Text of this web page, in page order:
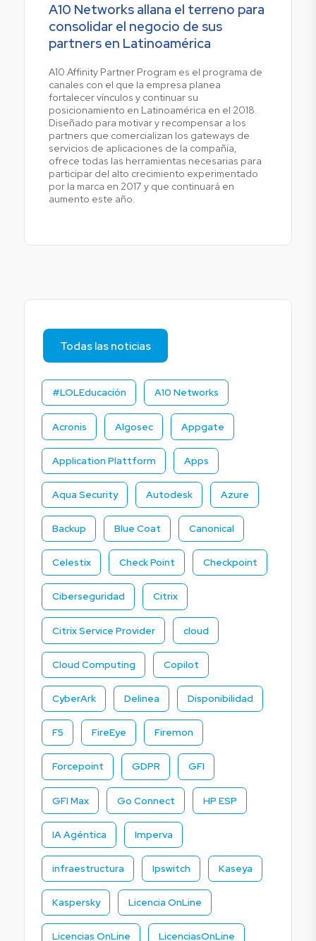
Todas las noticias
#LOLEducación A10 Networks
Acronis Algosec Appgate
Application Plattform Apps
Aqua Security Autodesk Azure
Backup Blue Coat Canonical
Celestix Check Point Checkpoint
Ciberseguridad Citrix
Citrix Service Provider cloud
Cloud Computing Copilot
CyberArk Delinea Disponibilidad
F5 FireEye Firemon
Forcepoint GDPR GFI
GFI Max Go Connect HP ESP
IA Agéntica Imperva
infraestructura Ipswitch Kaseya
Kaspersky Licencia OnLine
Licencias OnLine LicenciasOnLine
A10 Networks allana el terreno para
consolidar el negocio de sus
partners en Latinoamérica
A10 Affinity Partner Program es el programa de
canales con el que la empresa planea
fortalecer vínculos y continuar su
posicionamiento en Latinoamérica en el 2018.
Diseñado para motivar y recompensar a los
partners que comercializan los gateways de
servicios de aplicaciones de la compañía,
ofrece todas las herramientas necesarias para
participar del alto crecimiento experimentado
por la marca en 2017 y que continuará en
aumento este año.